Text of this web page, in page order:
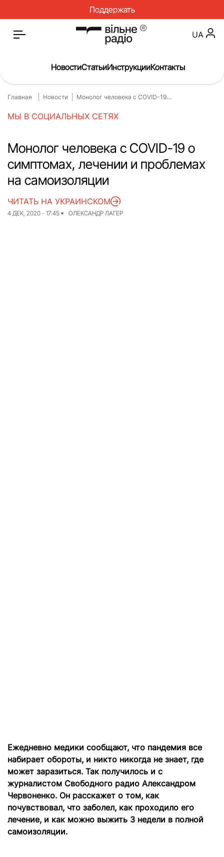
Поддержать
Главная
О нас
Инструкции
Спорт
Интервью
Досье
Блог
Проекты
UA
НовостиСтатьиИнструкцииКонтакты
Главная Новости Монолог человека с COVID-19...
МЫ В СОЦИАЛЬНЫХ СЕТЯХ
Монолог человека с COVID-19 о
симптомах, лечении и проблемах
на самоизоляции
4 ДЕК, 2020 - 17:45 ОЛЕКСАНДР ЛАГЕР
ЧИТАТЬ НА УКРАИНСКОМ
Ежедневно медики сообщают, что пандемия все
набирает обороты, и никто никогда не знает, где
может заразиться. Так получилось и с
журналистом Свободного радио Александром
Червоненко. Он расскажет о том, как
почувствовал, что заболел, как проходило его
лечение, и как можно выжить 3 недели в полной
самоизоляции.